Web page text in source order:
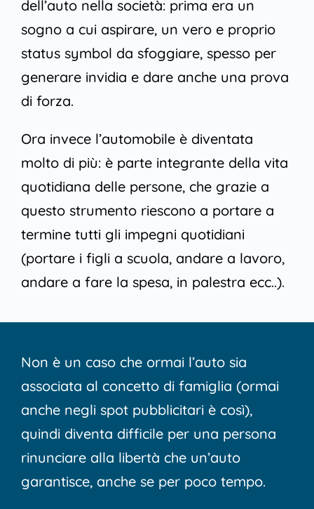
dell’auto nella società: prima era un
sogno a cui aspirare, un vero e proprio
status symbol da sfoggiare, spesso per
generare invidia e dare anche una prova
di forza.
Ora invece l’automobile è diventata
molto di più: è parte integrante della vita
quotidiana delle persone, che grazie a
questo strumento riescono a portare a
termine tutti gli impegni quotidiani
(portare i figli a scuola, andare a lavoro,
andare a fare la spesa, in palestra ecc..).
Non è un caso che ormai l’auto sia
associata al concetto di famiglia (ormai
anche negli spot pubblicitari è così),
quindi diventa difficile per una persona
rinunciare alla libertà che un’auto
garantisce, anche se per poco tempo.